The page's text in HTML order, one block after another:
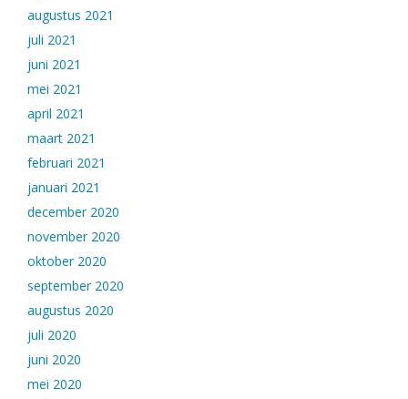
augustus 2021
juli 2021
juni 2021
mei 2021
april 2021
maart 2021
februari 2021
januari 2021
december 2020
november 2020
oktober 2020
september 2020
augustus 2020
juli 2020
juni 2020
mei 2020